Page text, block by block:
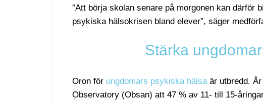
”Att börja skolan senare på morgonen kan därför
psykiska hälsokrisen bland elever”, säger
Stärka
Oron för ungdomars psykiska hälsaär utbredd. År
Observatory (Obsan) att 47 % av 11- till 15-